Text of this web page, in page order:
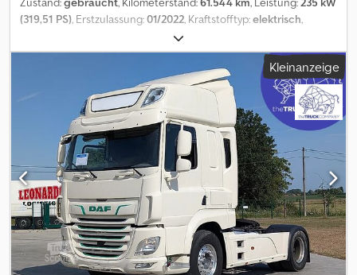
(319,51 PS), Erstzulassung:01/2022, Kraftstofftyp:elektrisch,
, Achsen-Konfiguration:
Strom, Farbe:Sonstige, Fahrerkabine:Schlafkabine, Federung:
, Ausstattung:ABS, Kühlschrank, Spoiler,
Tempomat, Zentralverriegelung, elektrisch verstellbarer
Spiegel, elektrische Fensterheberregelung, = Weitere Optionen
und Zubehör = - Dachspoiler - Scheinwerfer - Seitenschweller -
Visier - Wechselstrom - Werkzeugkasten Dcedpfx Anezrbh De
Hsk = Weitere Informationen = Reifenmaß: 315/70 R22.5 Bremsen:
Scheibenbremsen Vorderachse: Gelenkt; Reifen Profil links: 8 mm;
Reifen Profil rechts: 8 mm; Federung: Blattfederung Hinterachse:
Doppelbereift; Reifen Profil links innnerhalb: 12 mm; Reifen Profil
links außen: 12 mm; Reifen Profil rechts innerhalb: 12 mm; Reifen
Profil rechts außen: 12 mm; Federung: Luftfederung Schäden:
keines
Kleinanzeige